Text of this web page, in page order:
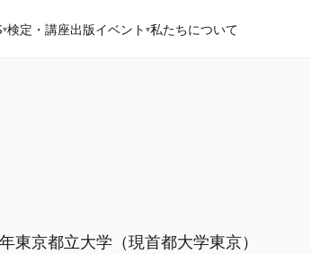
▾検定・講座出版イベント ▾私たちについて
東京都立大学（現首都大学東京）